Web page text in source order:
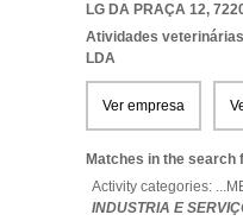
LG DA PRAÇA 12,
Atividades veterinárias
LDA
Ver empresa
Matches in the search
Activity categories: ...
INDUSTRIA E